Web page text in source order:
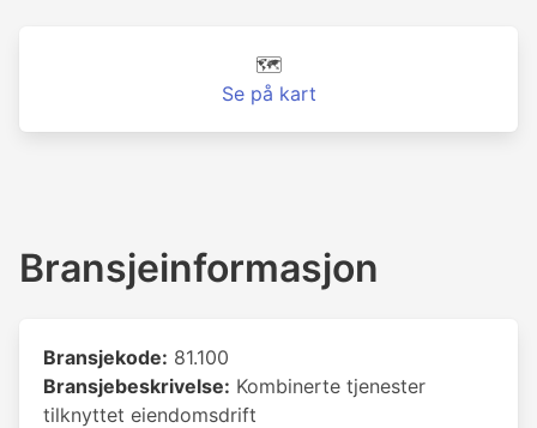
🗺️
Se på kart
Bransjeinformasjon
Bransjekode: 81.100
Bransjebeskrivelse: Kombinerte tjenester
tilknyttet eiendomsdrift